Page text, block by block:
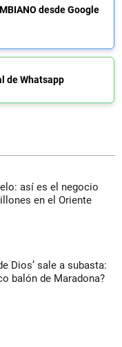
desde Google
de Whatsapp
así es el negocio
en el Oriente
Dios’ sale a subasta:
balón de Maradona?